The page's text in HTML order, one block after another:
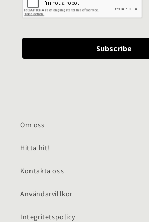
Subscribe
Om oss
Hitta hit!
Kontakta oss
Användarvillkor
Integritetspolicy